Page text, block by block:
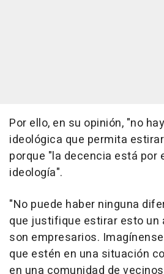
Por ello, en su opinión, "no
ideológica que permita
porque "la decencia está por
ideología".
"No puede haber ninguna
que justifique estirar esto un
son empresarios.
que estén en una situación